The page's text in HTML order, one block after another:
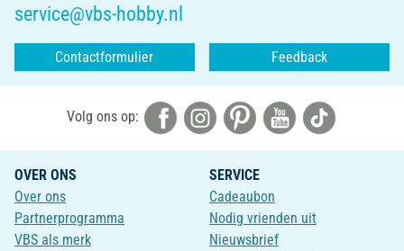
service@vbs-hobby.nl
Contactformulier Feedback
Volg ons op:
OVER ONS
Over ons
Partnerprogramma
VBS als merk
SERVICE
Cadeaubon
Nodig vrienden uit
Nieuwsbrief